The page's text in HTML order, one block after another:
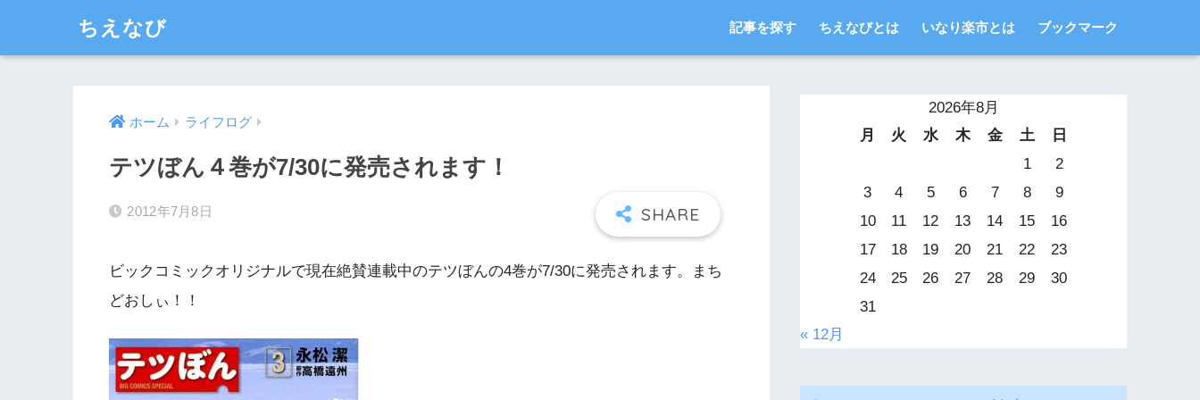
ちえなび 記事を探す ちえなびとは いなり楽市とは ブックマーク
ホーム ライフログ
テツぼん４巻が7/30に発売されます！
2012年7月8日
ビックコミックオリジナルで現在絶賛連載中のテツぼんの4巻が7/30に発売されます。まち
どおしぃ！！
2026年8月
月
火 水 木 金 土
日
1
2
3
4 5 6 7 8
9
10
11 12 13 14 15
16
17
18 19 20 21 22
23
24
25 26 27 28 29
30
31
« 12月